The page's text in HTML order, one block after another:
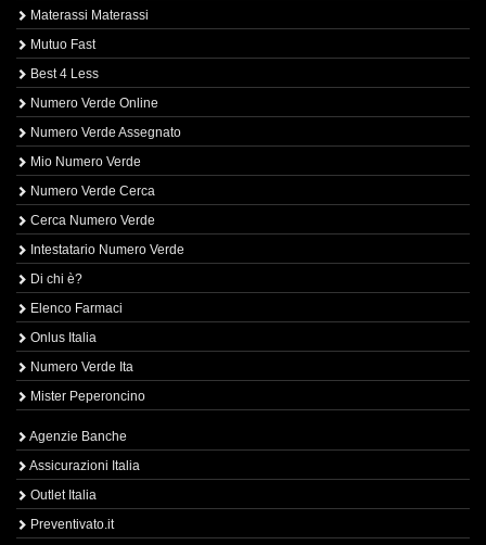
Materassi Materassi
Mutuo Fast
Best 4 Less
Numero Verde Online
Numero Verde Assegnato
Mio Numero Verde
Numero Verde Cerca
Cerca Numero Verde
Intestatario Numero Verde
Di chi è?
Elenco Farmaci
Onlus Italia
Numero Verde Ita
Mister Peperoncino
Agenzie Banche
Assicurazioni Italia
Outlet Italia
Preventivato.it